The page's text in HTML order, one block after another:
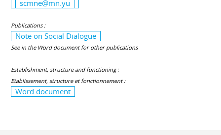
scmne@mn.yu
Publications :
Note on Social Dialogue
See in the Word document for other publications
Establishment, structure and functioning :
Etablissement, structure et fonctionnement :
Word document